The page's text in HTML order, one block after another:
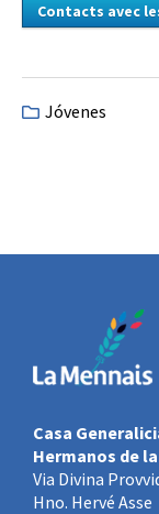
Contacts avec
Jóvenes
Casa
Hermanos de
Via Divina
Hno. Hervé Asse